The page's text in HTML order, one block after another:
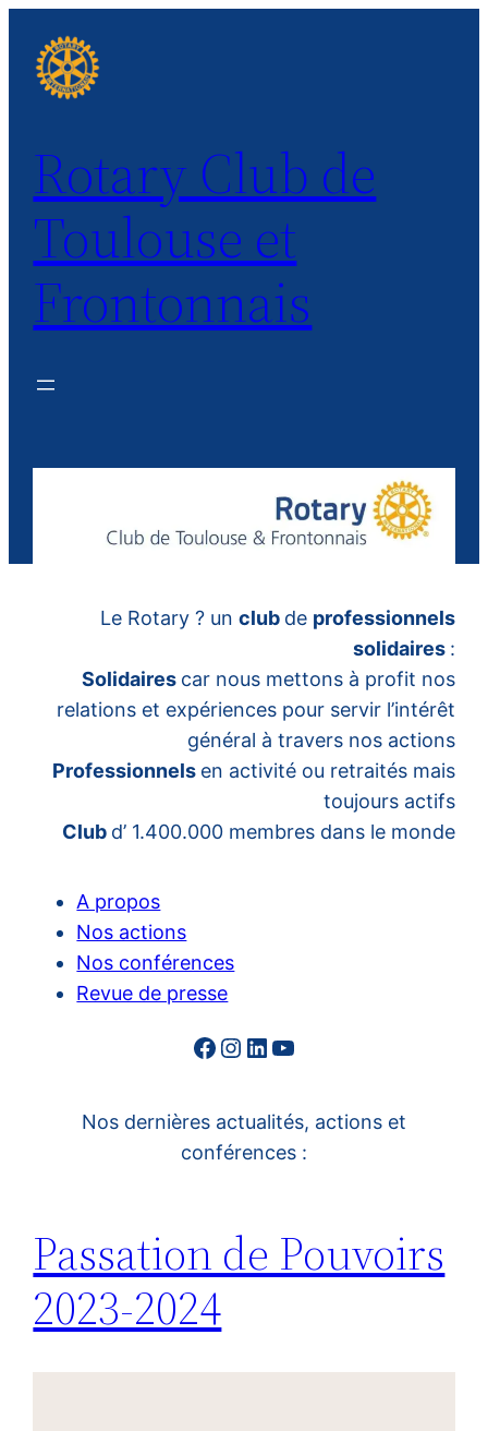
contenu
Rotary Club de
Toulouse et
Frontonnais
Le Rotary ? un club de professionnels
solidaires :
Solidaires car nous mettons à profit nos
relations et expériences pour servir l’intérêt
général à travers nos actions
Professionnels en activité ou retraités mais
toujours actifs
Club d’ 1.400.000 membres dans le monde
A propos
Nos actions
Nos conférences
Revue de presse
Facebook Instagram LinkedIn YouTube
Nos dernières actualités, actions et
conférences :
Passation de Pouvoirs
2023-2024